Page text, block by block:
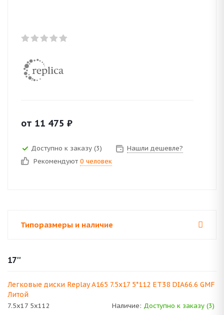
от 11 475 ₽
Доступно к заказу (3)
Нашли дешевле?
Рекомендуют 0 человек
Типоразмеры и наличие
17''
Легковые диски Replay A165 7.5x17 5*112 ET38 DIA66.6 GMF
Литой
7.5x17 5x112 Наличие: Доступно к заказу (3)